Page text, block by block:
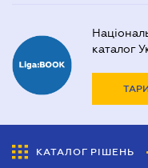
каталог
КАТАЛОГ РІШЕНЬ